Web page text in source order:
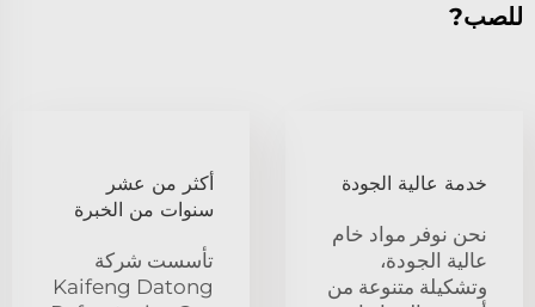
للصب?
خدمة عالية الجودة
نحن نوفر مواد خام
عالية الجودة،
وتشكيلة متنوعة من
أكثر من عشر
سنوات من الخبرة
تأسست شركة
Kaifeng Datong